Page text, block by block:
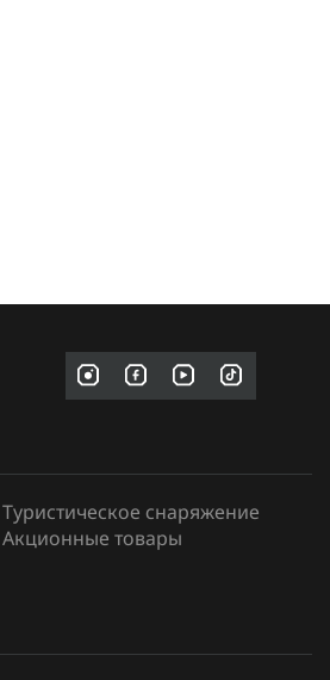
Туристическое снаряжение
Акционные товары